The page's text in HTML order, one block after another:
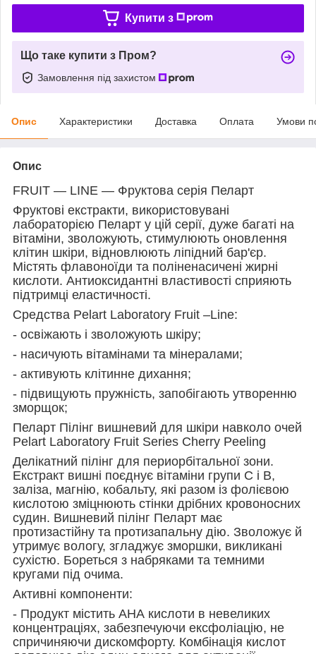
Купити з
Що таке купити з Пром?
Замовлення під захистом
Опис Характеристики Доставка Оплата Умови
Опис
FRUIT — LINE — Фруктова серія Пеларт
Фруктові екстракти, використовувані
лабораторією Пеларт у цій серії, дуже багаті на
вітаміни, зволожують, стимулюють оновлення
клітин шкіри, відновлюють ліпідний бар'єр.
Містять флавоноїди та поліненасичені жирні
кислоти. Антиоксидантні властивості сприяють
підтримці еластичності.
Средства Pelart Laboratory Fruit –Line:
- освіжають і зволожують шкіру;
- насичують вітамінами та мінералами;
- активують клітинне дихання;
- підвищують пружність, запобігають утворенню
зморщок;
Пеларт Пілінг вишневий для шкіри навколо очей
Pelart Laboratory Fruit Series Cherry Peeling
Делікатний пілінг для периорбітальної зони.
Екстракт вишні поєднує вітаміни групи С і В,
заліза, магнію, кобальту, які разом із фолієвою
кислотою зміцнюють стінки дрібних кровоносних
судин. Вишневий пілінг Пеларт має
протизастійну та протизапальну дію. Зволожує й
утримує вологу, згладжує зморшки, викликані
сухістю. Бореться з набряками та темними
кругами під очима.
Активні компоненти:
- Продукт містить АНА кислоти в невеликих
концентраціях, забезпечуючи ексфоліацію, не
спричиняючи дискомфорту. Комбінація кислот